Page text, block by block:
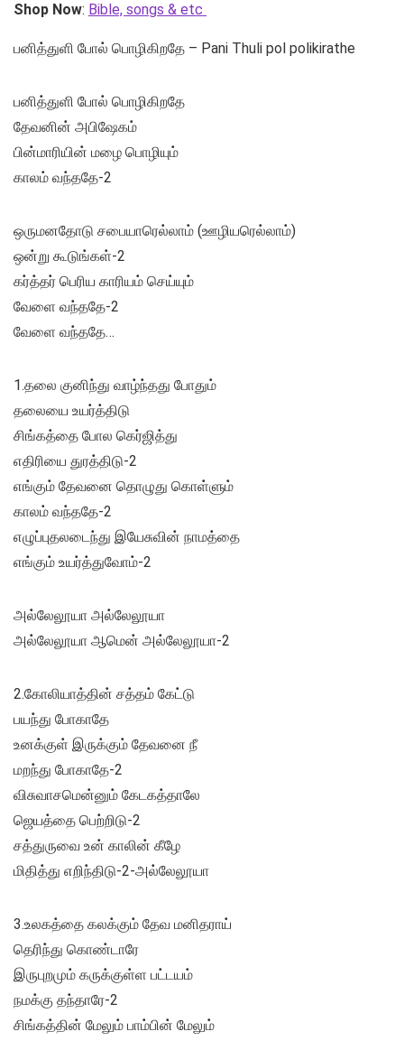
Shop Now: Bible, songs & etc
பனித்துளி போல் பொழிகிறதே – Pani Thuli pol polikirathe
பனித்துளி போல் பொழிகிறதே
தேவனின் அபிஷேகம்
பின்மாரியின் மழை பொழியும்
காலம் வந்ததே-2
ஒருமனதோடு சபையாரெல்லாம் (ஊழியரெல்லாம்)
ஒன்று கூடுங்கள்-2
கர்த்தர் பெரிய காரியம் செய்யும்
வேளை வந்ததே-2
வேளை வந்ததே…
1.தலை குனிந்து வாழ்ந்தது போதும்
தலையை உயர்த்திடு
சிங்கத்தை போல கெர்ஜித்து
எதிரியை துரத்திடு-2
எங்கும் தேவனை தொழுது கொள்ளும்
காலம் வந்ததே-2
எழுப்புதலடைந்து இயேசுவின் நாமத்தை
எங்கும் உயர்த்துவோம்-2
அல்லேலூயா அல்லேலூயா
அல்லேலூயா ஆமென் அல்லேலூயா-2
2.கோலியாத்தின் சத்தம் கேட்டு
பயந்து போகாதே
உனக்குள் இருக்கும் தேவனை நீ
மறந்து போகாதே-2
விசுவாசமென்னும் கேடகத்தாலே
ஜெயத்தை பெற்றிடு-2
சத்துருவை உன் காலின் கீழே
மிதித்து எறிந்திடு-2-அல்லேலூயா
3.உலகத்தை கலக்கும் தேவ மனிதராய்
தெரிந்து கொண்டாரே
இருபுறமும் கருக்குள்ள பட்டயம்
நமக்கு தந்தாரே-2
சிங்கத்தின் மேலும் பாம்பின் மேலும்